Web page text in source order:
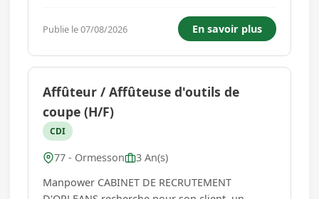
réalisation du programme de production -
Répartir les charges de travail, anticiper les
besoins en ressources et garanti...
Publie le 07/08/2026 En savoir plus
Affûteur / Affûteuse d'outils de
coupe (H/F)
CDI
77 - Ormesson
3 An(s)
Manpower CABINET DE RECRUTEMENT